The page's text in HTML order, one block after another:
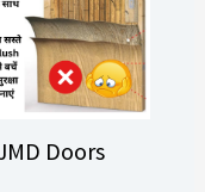
Doors